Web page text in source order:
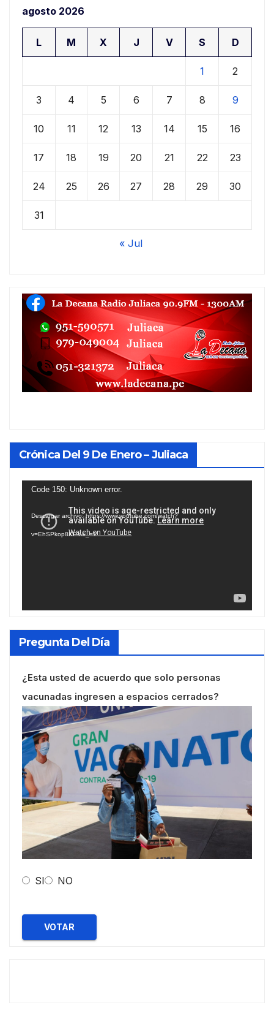
agosto 2026
L M X J V S D
1 2
3 4 5 6 7 8 9
10 11 12 13 14 15 16
17 18 19 20 21 22 23
24 25 26 27 28 29 30
31
« Jul
Crónica Del 9 De Enero – Juliaca
Reproductor
vídeo
Code 150: Unknown error.
Descargar archivo: https://www.youtube.com/watch?
v=EhSPkop8KPY&_=1
Pregunta Del Día
¿Esta usted de acuerdo que solo personas
vacunadas ingresen a espacios cerrados?
SI NO
VOTAR